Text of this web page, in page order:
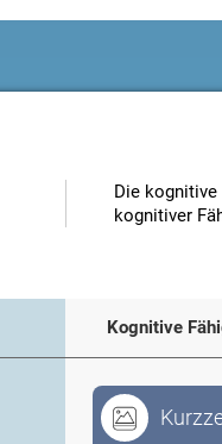
Die kognitive
kognitiver
Kognitive